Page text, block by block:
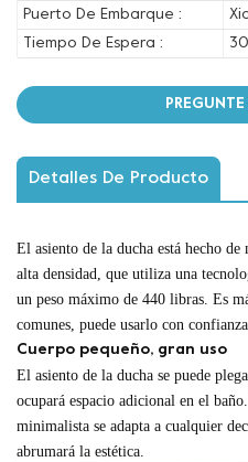
Puerto De Embarque :
Tiempo De Espera :
Detalles De Producto
El asiento de la ducha está hecho
alta densidad, que utiliza una
un peso máximo de 440 libras. Es
comunes, puede usarlo con
Cuerpo pequeño, gran uso
El asiento de la ducha se puede
ocupará espacio adicional en el baño.
minimalista se adapta a cualquier
abrumará la estética.